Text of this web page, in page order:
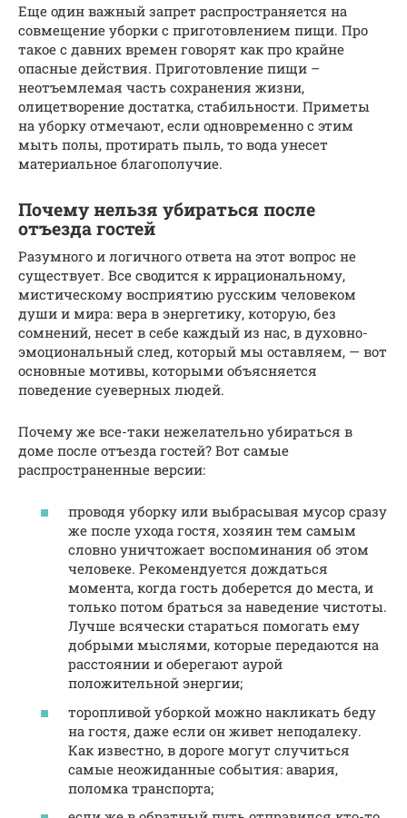
Еще один важный запрет распространяется на
совмещение уборки с приготовлением пищи. Про
такое с давних времен говорят как про крайне
опасные действия. Приготовление пищи –
неотъемлемая часть сохранения жизни,
олицетворение достатка, стабильности. Приметы
на уборку отмечают, если одновременно с этим
мыть полы, протирать пыль, то вода унесет
материальное благополучие.
Почему нельзя убираться после
отъезда гостей
Разумного и логичного ответа на этот вопрос не
существует. Все сводится к иррациональному,
мистическому восприятию русским человеком
души и мира: вера в энергетику, которую, без
сомнений, несет в себе каждый из нас, в духовно-
эмоциональный след, который мы оставляем, — вот
основные мотивы, которыми объясняется
поведение суеверных людей.
Почему же все-таки нежелательно убираться в
доме после отъезда гостей? Вот самые
распространенные версии:
проводя уборку или выбрасывая мусор сразу
же после ухода гостя, хозяин тем самым
словно уничтожает воспоминания об этом
человеке. Рекомендуется дождаться
момента, когда гость доберется до места, и
только потом браться за наведение чистоты.
Лучше всячески стараться помогать ему
добрыми мыслями, которые передаются на
расстоянии и оберегают аурой
положительной энергии;
торопливой уборкой можно накликать беду
на гостя, даже если он живет неподалеку.
Как известно, в дороге могут случиться
самые неожиданные события: авария,
поломка транспорта;